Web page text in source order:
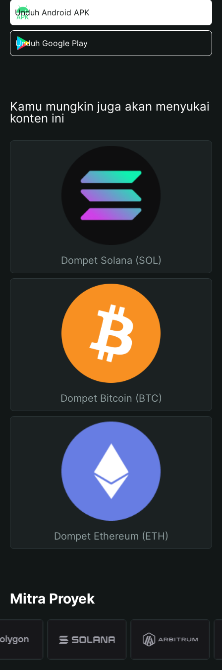
Unduh Android APK
Unduh Google Play
Kamu mungkin juga akan menyukai
konten ini
Dompet Solana (SOL)
Dompet Bitcoin (BTC)
Dompet Ethereum (ETH)
Mitra Proyek